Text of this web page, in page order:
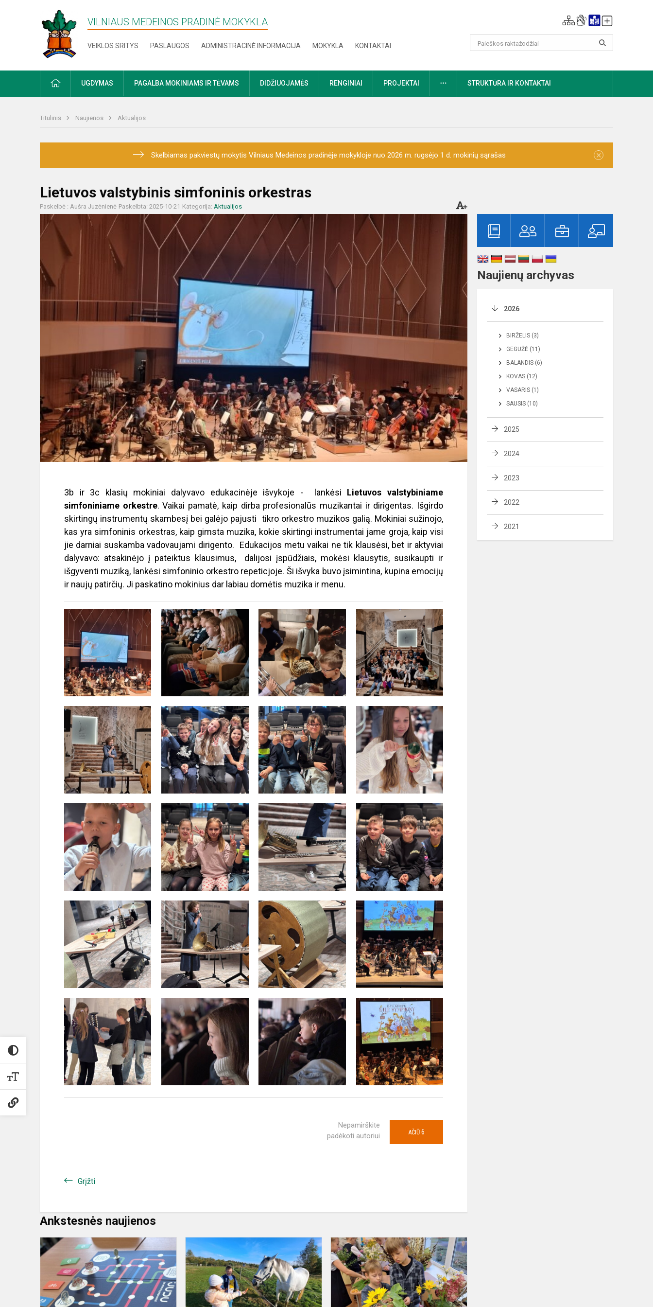
VILNIAUS MEDEINOS PRADINĖ MOKYKLA
VEIKLOS SRITYS PASLAUGOS ADMINISTRACINĖ INFORMACIJA MOKYKLA KONTAKTAI
PRADŽIAUGDYMAS PAGALBA MOKINIAMS IR TĖVAMS DIDŽIUOJAMĖS RENGINIAI PROJEKTAI DAUGIAUSTRUKTŪRA IR KONTAKTAI
Titulinis Naujienos Aktualijos
Skelbiamas pakviestų mokytis Vilniaus Medeinos pradinėje mokykloje nuo 2026 m. rugsėjo 1 d. mokinių sąrašas ×
Lietuvos valstybinis simfoninis orkestras
Paskelbė : Aušra Juzėnienė Paskelbta: 2025-10-21 Kategorija: Aktualijos
3b ir 3c klasių mokiniai dalyvavo edukacinėje išvykoje - lankėsi Lietuvos valstybiniame
simfoniniame orkestre. Vaikai pamatė, kaip dirba profesionalūs muzikantai ir dirigentas. Išgirdo
skirtingų instrumentų skambesį bei galėjo pajusti tikro orkestro muzikos galią. Mokiniai sužinojo,
kas yra simfoninis orkestras, kaip gimsta muzika, kokie skirtingi instrumentai jame groja, kaip visi
jie darniai suskamba vadovaujami dirigento. Edukacijos metu vaikai ne tik klausėsi, bet ir aktyviai
dalyvavo: atsakinėjo į pateiktus klausimus, dalijosi įspūdžiais, mokėsi klausytis, susikaupti ir
išgyventi muziką, lankėsi simfoninio orkestro repeticjoje. Ši išvyka buvo įsimintina, kupina emocijų
ir naujų patirčių. Ji paskatino mokinius dar labiau domėtis muzika ir menu.
Nepamirškite
padėkoti autoriui
AČIŪ 6
Grįžti
Ankstesnės naujienos
„AŠ
JUDU“
Ponių
ranča
Rudeninės
puokštės
Naujienų archyvas
2026
BIRŽELIS (3)
GEGUŽĖ (11)
BALANDIS (6)
KOVAS (12)
VASARIS (1)
SAUSIS (10)
2025
2024
2023
2022
2021